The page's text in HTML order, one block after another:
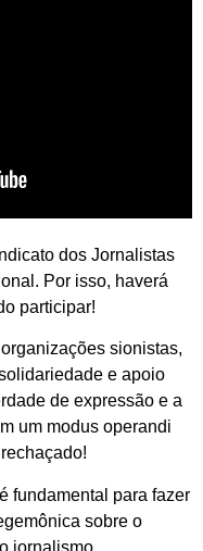
dos Jornalistas
Por isso, haverá
participar!
sionistas,
e apoio
de expressão e a
um modus operandi
fundamental para fazer
sobre o
jornalismo